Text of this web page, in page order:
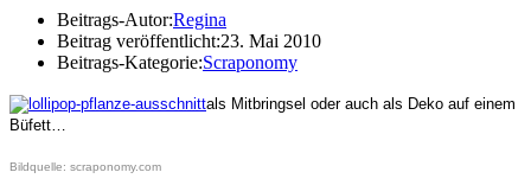
Beitrags-Autor:Regina
Beitrag veröffentlicht:23. Mai 2010
Beitrags-Kategorie:Scraponomy
als Mitbringsel oder auch als Deko auf einem
Büfett…
Bildquelle: scraponomy.com